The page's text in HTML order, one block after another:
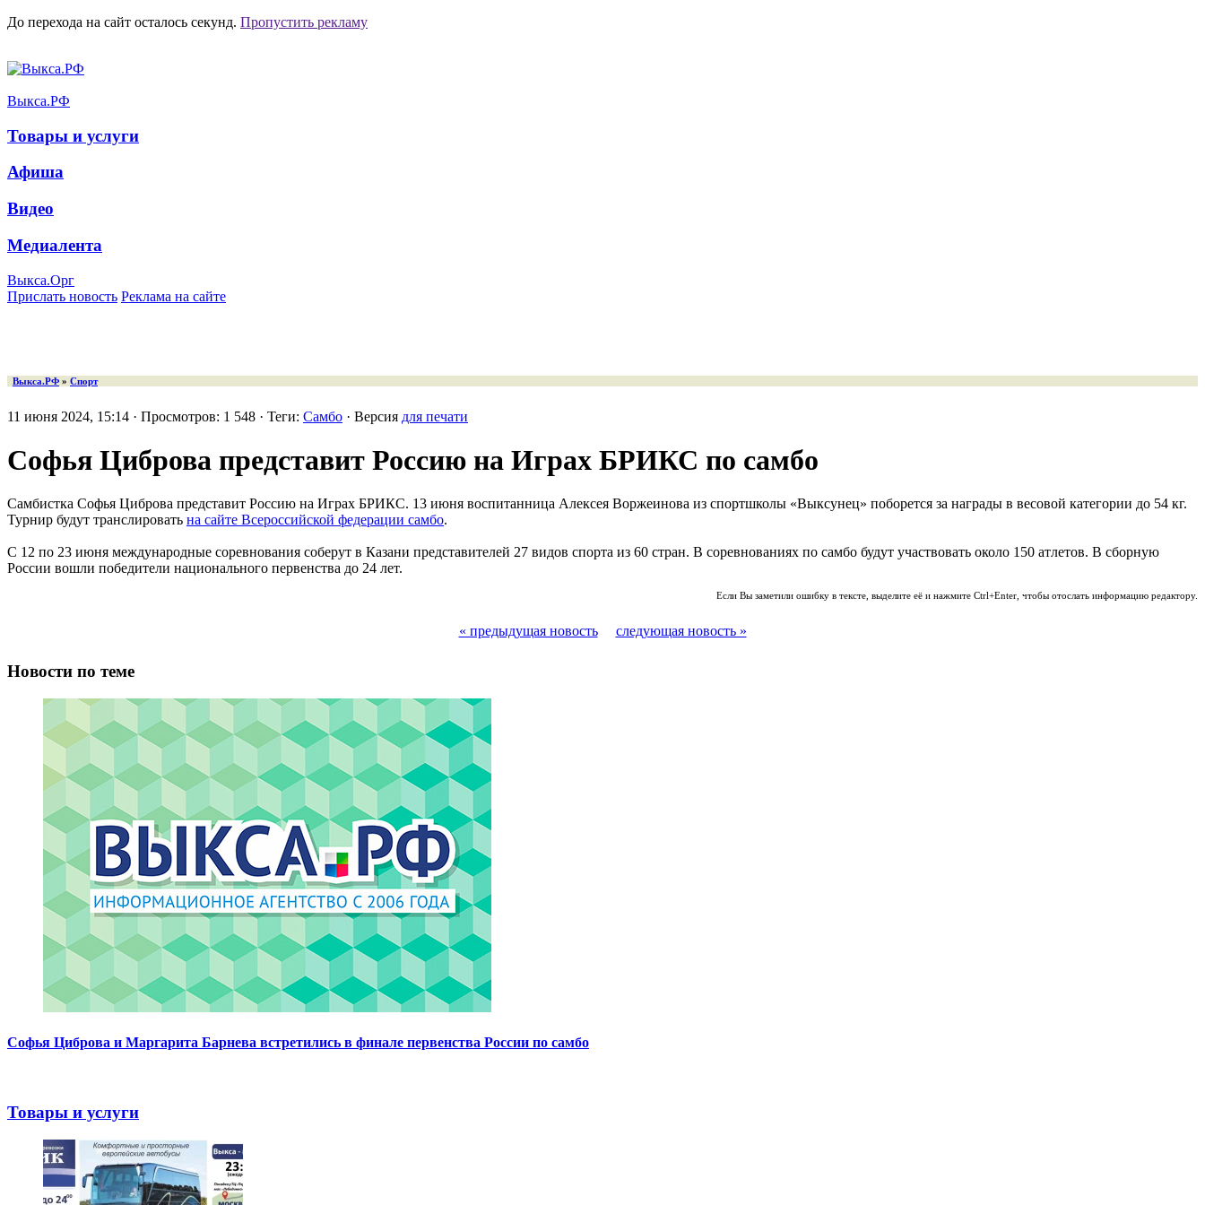
До перехода на сайт осталось секунд. Пропустить рекламу
Выкса.РФ
Товары и услуги
Афиша
Видео
Медиалента
Выкса.Орг
Прислать новость Реклама на сайте
Выкса.РФ » Спорт
11 июня 2024, 15:14 · Просмотров: 1 548 · Теги: Самбо · Версия для печати
Софья Циброва представит Россию на Играх БРИКС по самбо
Самбистка Софья Циброва представит Россию на Играх БРИКС. 13 июня воспитанница Алексея Воржеинова из спортшколы «Выксунец» поборется за награды в весовой категории до 54 кг.
Турнир будут транслировать на сайте Всероссийской федерации самбо.
С 12 по 23 июня международные соревнования соберут в Казани представителей 27 видов спорта из 60 стран. В соревнованиях по самбо будут участвовать около 150 атлетов. В сборную
России вошли победители национального первенства до 24 лет.
Если Вы заметили ошибку в тексте, выделите её и нажмите Ctrl+Enter, чтобы отослать информацию редактору.
« предыдущая новость следующая новость »
Новости по теме
Софья Циброва и Маргарита Барнева встретились в финале первенства России по самбо
Товары и услуги